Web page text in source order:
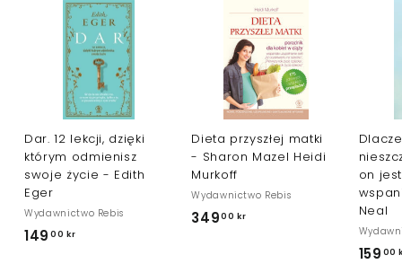
Dar. 12 lekcji, dzięki
którym odmienisz
swoje życie - Edith
Eger
Wydawnictwo Rebis
149 00 kr
Dieta przyszłej matki
- Sharon Mazel Heidi
Murkoff
Wydawnictwo Rebis
34900 kr
on
Neal
159 00